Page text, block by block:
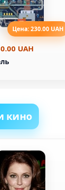
Цена: 230.00 UAH
UAH
кино